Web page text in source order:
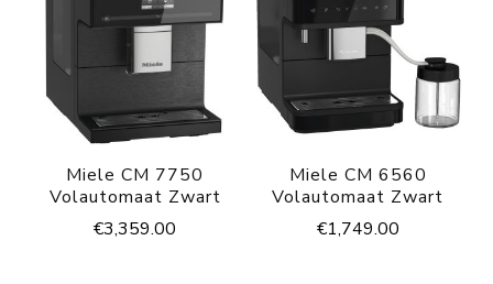
Miele CM 7750
Volautomaat Zwart
€3,359.00
Miele CM 6560
Volautomaat Zwart
€1,749.00